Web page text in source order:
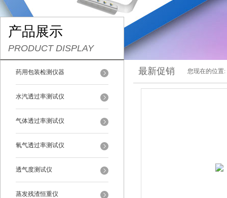
产品展示
PRODUCT DISPLAY
药用包装检测仪器
水汽透过率测试仪
气体透过率测试仪
氧气透过率测试仪
透气度测试仪
蒸发残渣恒重仪
最新促销 您现在的位置: